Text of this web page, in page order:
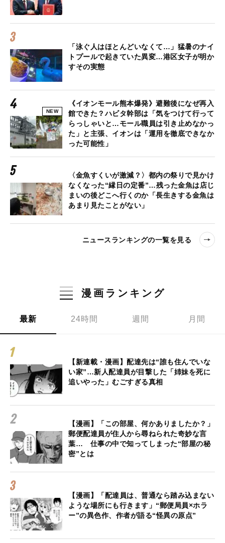
「泳ぐ人はほとんどいなくて…」猛暑のナイ
トプールで起きていた異変…港区女子が明か
すその実態
NEW
《イオンモール熊本爆発》避難後になぜ再入
館できた？ハビタ幹部は「気をつけて行って
らっしゃいと…モール職員は引き止めなかっ
た」と主張、イオンは「運用を徹底できなか
った可能性」
〈金魚すくいが激減？〉都内の祭りで見かけ
なくなった“縁日の定番”…残った金魚は店じ
まいの後どこへ行くのか「長生きする金魚は
あまり見たことがない」
ニュースランキングの一覧を見る
漫画ランキング
最新 24時間 週間 月間
【新連載・漫画】配達先は“誰も住んでいな
い家”…新人配達員が目撃した「姉妹を死に
追いやった」むごすぎる真相
【漫画】「この部屋、何かありましたか？」
郵便配達員が住人から尋ねられた奇妙な言
葉… 仕事の中で知ってしまった“部屋の秘
密”とは
【漫画】「配達員は、普通なら踏み込まない
ような場所にも行きます」“郵便局員×ホラ
ー”の異色作、作者が語る“怪異の原点”